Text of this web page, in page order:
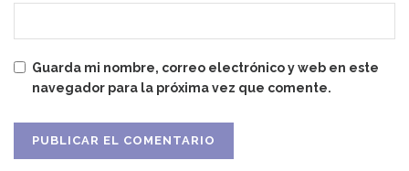
Guarda mi nombre, correo electrónico y web en este
navegador para la próxima vez que comente.